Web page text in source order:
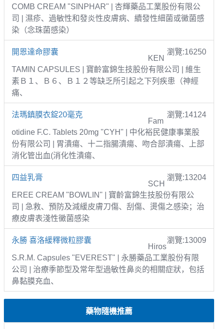
COMB CREAM "SINPHAR" | 杏輝藥品工業股份有限公
司 | 濕疹、過敏性和發炎性皮膚病、續發性細菌或黴菌感
染（念珠菌感染）
開恩達命膠囊 瀏覽:16250
KEN
TAMIN CAPSULES | 寶齡富錦生技股份有限公司 | 維生
素Ｂ１、Ｂ６、Ｂ１２等缺乏所引起之下列疾患（神經
痛、
法瑪鎮膜衣錠20毫克 瀏覽:14124
Fam
otidine F.C. Tablets 20mg "CYH" | 中化裕民健康事業股
份有限公司 | 胃潰瘍、十二指腸潰瘍、吻合部潰瘍、上部
消化管出血(消化性潰瘍、
四益乳膏 瀏覽:13204
SCH
EREE CREAM "BOWLIN" | 寶齡富錦生技股份有限公
司 | 急救、預防及減緩皮膚刀傷、刮傷、燙傷之感染；治
療皮膚表淺性黴菌感染
永勝 喜洛緩釋微粒膠囊 瀏覽:13009
Hiros
S.R.M. Capsules "EVEREST" | 永勝藥品工業股份有限
公司 | 治療季節型及常年型過敏性鼻炎的相關症狀，包括
鼻黏膜充血、
藥物隨機推薦